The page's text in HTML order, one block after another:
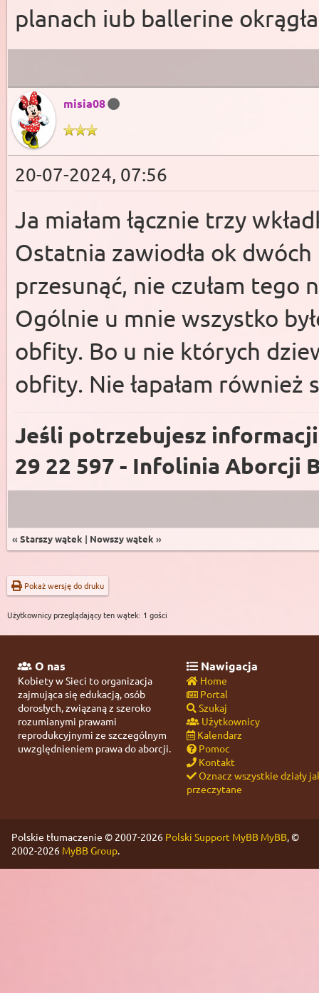
planach iub ballerine
misia08
20-07-2024, 07:56
Ja miałam łącznie trzy
Ostatnia zawiodła ok dwóch
przesunąć, nie czułam tego
Ogólnie u mnie wszystko
obfity. Bo u nie których
obfity. Nie łapałam również
Jeśli potrzebujesz
29 22 597 - Infolinia Aborcji
« Starszy wątek | Nowszy wątek »
Pokaż wersję do druku
Użytkownicy przeglądający ten wątek: 1 gości
O nas
Kobiety w Sieci to organizacja
zajmująca się edukacją, osób
dorosłych, związaną z szeroko
rozumianymi prawami
reprodukcyjnymi ze szczególnym
uwzględnieniem prawa do aborcji.
Nawigacja
Home
Portal
Szukaj
Użytkownicy
Kalendarz
Pomoc
Kontakt
Oznacz wszystkie działy
przeczytane
Polskie tłumaczenie © 2007-2026 Polski Support MyBB MyBB, ©
2002-2026 MyBB Group.